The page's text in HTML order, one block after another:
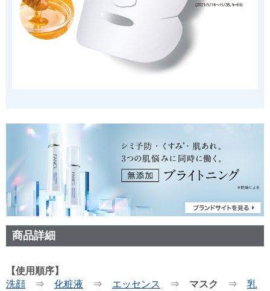
商品詳細
【使用順序】
洗顔 ⇒ 化粧液 ⇒ エッセンス ⇒ マスク ⇒ 乳